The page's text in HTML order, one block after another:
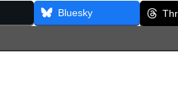
Bluesky